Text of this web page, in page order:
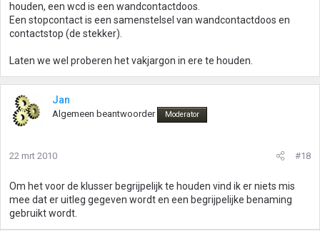
houden, een wcd is een wandcontactdoos.
Een stopcontact is een samenstelsel van wandcontactdoos en
contactstop (de stekker).
Laten we wel proberen het vakjargon in ere te houden.
Jan
Algemeen beantwoorder Moderator
22 mrt 2010 #18
Om het voor de klusser begrijpelijk te houden vind ik er niets mis
mee dat er uitleg gegeven wordt en een begrijpelijke benaming
gebruikt wordt.